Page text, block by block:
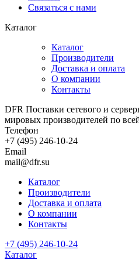
Связаться с нами
Каталог
Каталог
Производители
Доставка и оплата
О компании
Контакты
DFR Поставки сетевого и
мировых производителей по
Телефон
+7 (495) 246-10-24
Email
mail@dfr.su
Каталог
Производители
Доставка и оплата
О компании
Контакты
+7 (495) 246-10-24
Каталог